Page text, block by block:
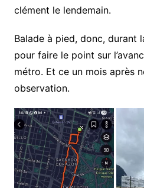
clément le lendemain.
Balade à pied, donc, durant
pour faire le point sur
métro. Et ce un mois après
observation.